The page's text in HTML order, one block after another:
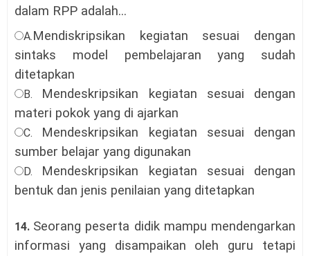
dalam RPP adalah...
A.Mendiskripsikan kegiatan sesuai dengan
sintaks model pembelajaran yang sudah
ditetapkan
B. Mendeskripsikan kegiatan sesuai dengan
materi pokok yang di ajarkan
C. Mendeskripsikan kegiatan sesuai dengan
sumber belajar yang digunakan
D. Mendeskripsikan kegiatan sesuai dengan
bentuk dan jenis penilaian yang ditetapkan
14. Seorang peserta didik mampu mendengarkan
informasi yang disampaikan oleh guru tetapi